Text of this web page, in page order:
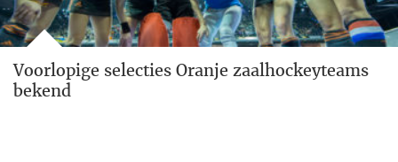
Voorlopige selecties Oranje zaalhockeyteams
bekend